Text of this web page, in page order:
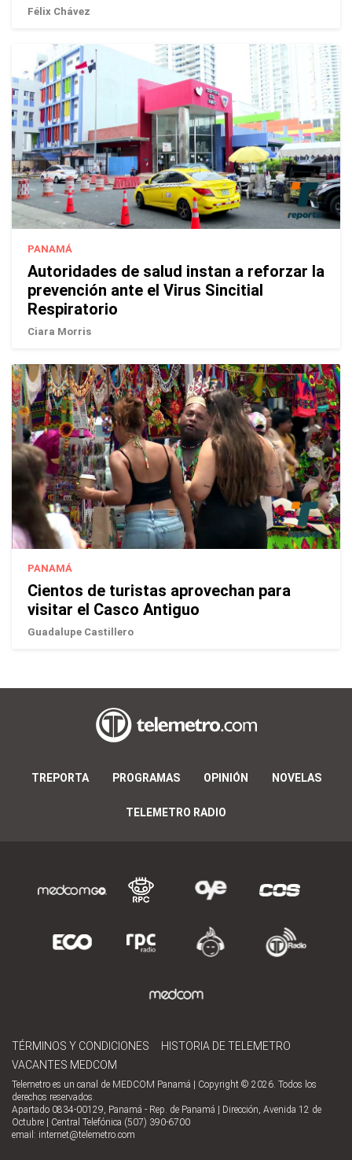
Félix Chávez
PANAMÁ
Autoridades de salud instan a reforzar la
prevención ante el Virus Sincitial
Respiratorio
Ciara Morris
PANAMÁ
Cientos de turistas aprovechan para
visitar el Casco Antiguo
Guadalupe Castillero
TREPORTA PROGRAMAS OPINIÓN NOVELAS
TELEMETRO RADIO
TÉRMINOS Y CONDICIONES
HISTORIA DE TELEMETRO
VACANTES MEDCOM
Telemetro es un canal de MEDCOM Panamá | Copyright © 2026. Todos los
derechos reservados.
Apartado 0834-00129, Panamá - Rep. de Panamá | Dirección, Avenida 12 de
Octubre | Central Telefónica (507) 390-6700
email: internet@telemetro.com